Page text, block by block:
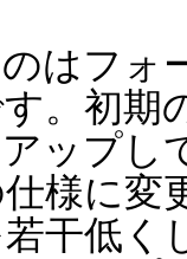
はフォ
。初期
ップし
様に変
干低く